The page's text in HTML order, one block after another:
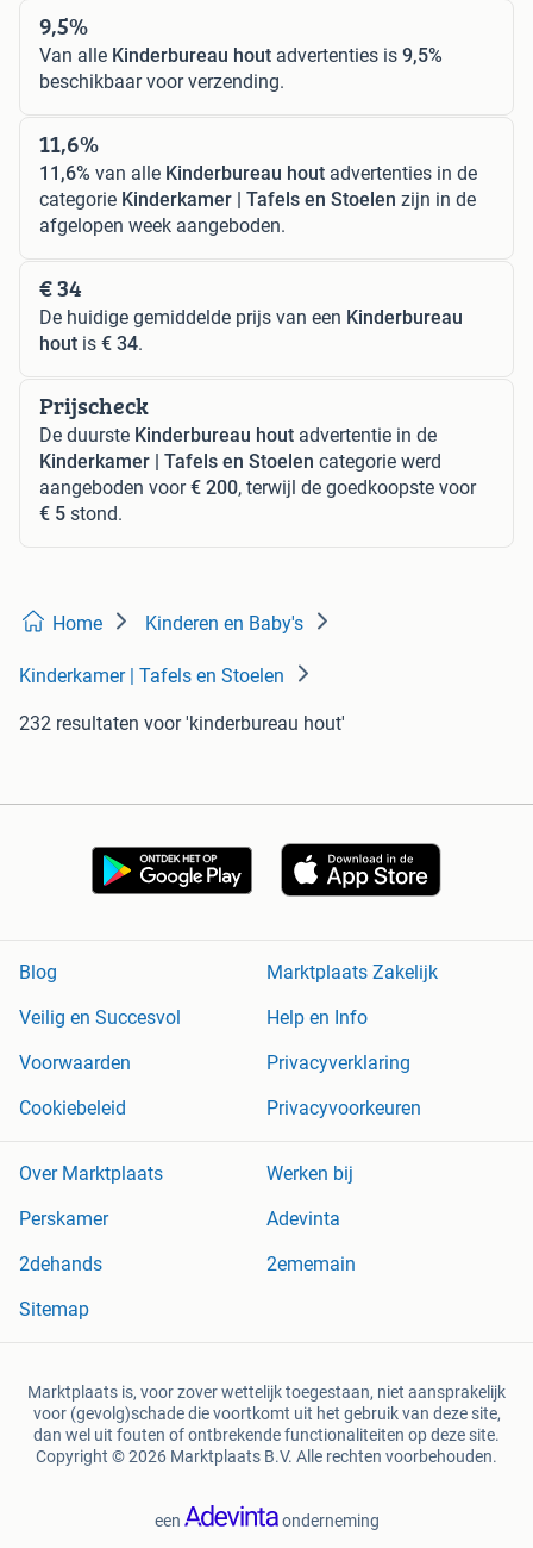
9,5%
Van alle Kinderbureau hout advertenties is 9,5%
beschikbaar voor verzending.
11,6%
11,6% van alle Kinderbureau hout advertenties in de
categorie Kinderkamer | Tafels en Stoelen zijn in de
afgelopen week aangeboden.
€ 34
De huidige gemiddelde prijs van een Kinderbureau
hout is € 34.
Prijscheck
De duurste Kinderbureau hout advertentie in de
Kinderkamer | Tafels en Stoelen categorie werd
aangeboden voor€ 200, terwijl de goedkoopste voor
€ 5 stond.
Home Kinderen en Baby's
Kinderkamer | Tafels en Stoelen
232 resultaten voor 'kinderbureau hout'
Blog
Marktplaats Zakelijk
Veilig en Succesvol
Help en Info
Voorwaarden
Privacyverklaring
Cookiebeleid
Privacyvoorkeuren
Over Marktplaats
Werken bij
Perskamer
Adevinta
2dehands
2ememain
Sitemap
Marktplaats is, voor zover wettelijk toegestaan, niet aansprakelijk
voor (gevolg)schade die voortkomt uit het gebruik van deze site,
dan wel uit fouten of ontbrekende functionaliteiten op deze site.
Copyright © 2026 Marktplaats B.V. Alle rechten voorbehouden.
een onderneming